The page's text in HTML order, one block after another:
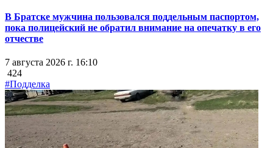
В Братске мужчина пользовался поддельным паспортом,
пока полицейский не обратил внимание на опечатку в его
отчестве
7 августа 2026 г. 16:10
424
#Подделка